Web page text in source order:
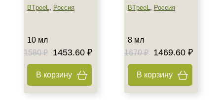
Пилинг
Тип пилинга
Желтый (Ретиноевый)
Класс косметики
BTpeeL, Россия
10 мл
1580 ₽
1453.60 ₽
В корзину
BTpeeL, Россия
8 мл
1670 ₽
1469.60 ₽
В корзину